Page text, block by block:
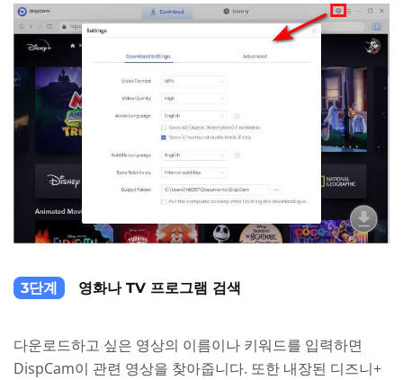
3단계 영화나 TV 프로그램 검색
다운로드하고 싶은 영상의 이름이나 키워드를 입력하면
DispCam이 관련 영상을 찾아줍니다. 또한 내장된 디즈니+